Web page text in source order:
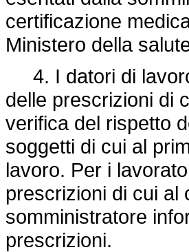
certificazione
Ministero della
4. I datori di
delle prescrizioni di
verifica del rispetto
soggetti di cui al
lavoro. Per i
prescrizioni di cui al
somministratore
prescrizioni.